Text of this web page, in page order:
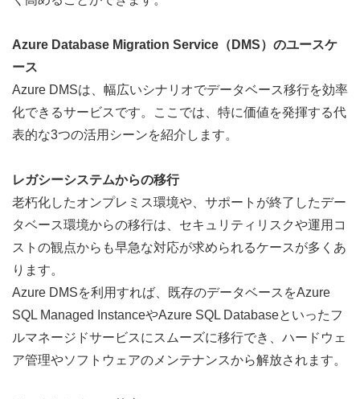
Azure Database Migration Service（DMS）のユースケ
ース
Azure DMSは、幅広いシナリオでデータベース移行を効率
化できるサービスです。ここでは、特に価値を発揮する代
表的な3つの活用シーンを紹介します。
レガシーシステムからの移行
老朽化したオンプレミス環境や、サポートが終了したデー
タベース環境からの移行は、セキュリティリスクや運用コ
スト の観点からも早急な対応が求められるケースが多くあ
ります。
Azure DMSを利用すれば、既存のデータベースをAzure
SQL Managed InstanceやAzure SQL Databaseといったフ
ルマネージドサービスにスムーズに移行でき、ハードウェ
ア管理やソフトウェアのメンテナンスから解放されます。